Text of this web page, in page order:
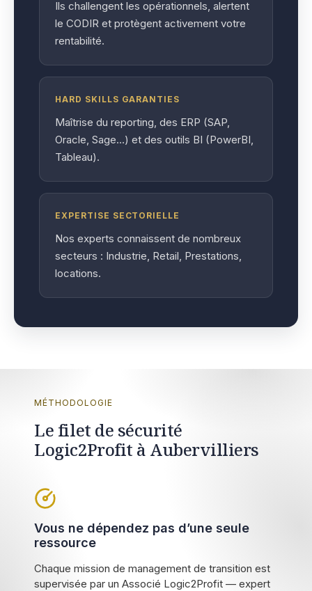
Ils challengent les opérationnels, alertent
le CODIR et protègent activement votre
rentabilité.
HARD SKILLS GARANTIES
Maîtrise du reporting, des ERP (SAP,
Oracle, Sage…) et des outils BI (PowerBI,
Tableau).
EXPERTISE SECTORIELLE
Nos experts connaissent de nombreux
secteurs : Industrie, Retail, Prestations,
locations.
MÉTHODOLOGIE
Le filet de sécurité
Logic2Profit à Aubervilliers
Vous ne dépendez pas d’une seule
ressource
Chaque mission de management de transition est
supervisée par un Associé Logic2Profit — expert